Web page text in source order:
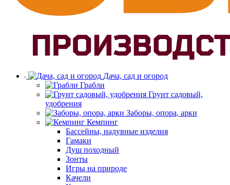
Дача, сад и огород
Грабли
Грунт садовый,
удобрения
Заборы, опора, арки
Кемпинг
Бассейны, надувные изделия
Гамаки
Душ походный
Зонты
Игры на природе
Качели